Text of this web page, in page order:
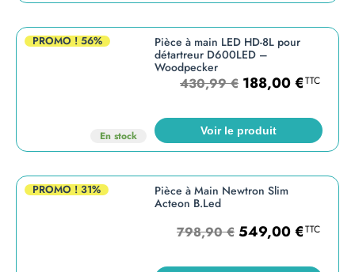
PROMO !56%
En stock
Pièce à main LED HD-8L pour
détartreur D600LED –
Woodpecker
430,99€ 188,00€TTC
Voir le produit
PROMO !31%
Pièce à Main Newtron Slim
Acteon B.Led
798,90€ 549,00€TTC